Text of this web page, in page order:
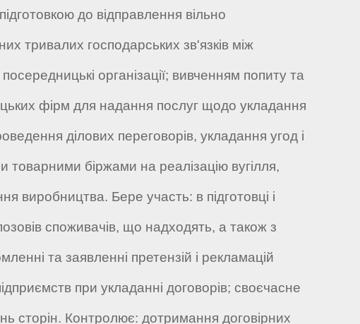
до відправлення вільно
тривалих господарських зв'язків між
організації; вивченням попиту та
фірм для надання послуг щодо укладання
ділових переговорів, укладання угод і
товарними біржами на реалізацію вугілля,
виробництва. Бере участь: в підготовці і
споживачів, що надходять, а також з
та заявленні претензій і рекламацій
при укладанні договорів; своєчасне
сторін. Контролює: дотримання договірних